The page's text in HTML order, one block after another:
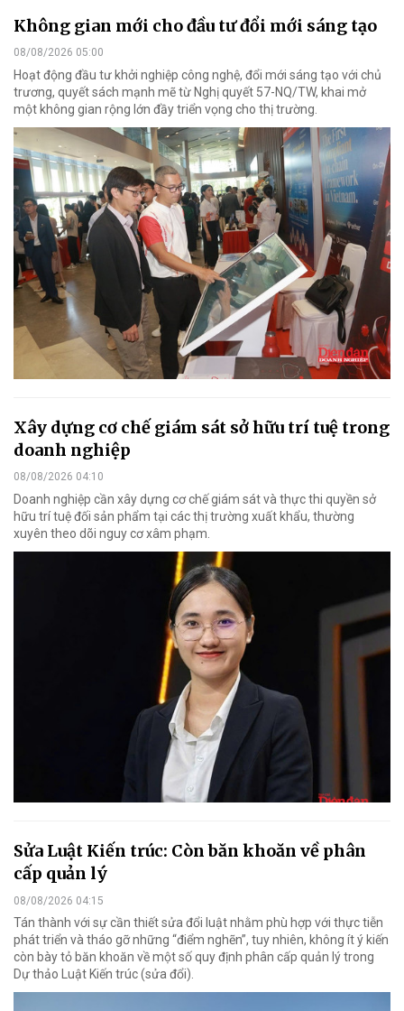
Không gian mới cho đầu tư đổi mới sáng tạo
08/08/2026 05:00
Hoạt động đầu tư khởi nghiệp công nghệ, đổi mới sáng tạo với chủ
trương, quyết sách mạnh mẽ từ Nghị quyết 57-NQ/TW, khai mở
một không gian rộng lớn đầy triển vọng cho thị trường.
Xây dựng cơ chế giám sát sở hữu trí tuệ trong
doanh nghiệp
08/08/2026 04:10
Doanh nghiệp cần xây dựng cơ chế giám sát và thực thi quyền sở
hữu trí tuệ đối sản phẩm tại các thị trường xuất khẩu, thường
xuyên theo dõi nguy cơ xâm phạm.
Sửa Luật Kiến trúc: Còn băn khoăn về phân
cấp quản lý
08/08/2026 04:15
Tán thành với sự cần thiết sửa đổi luật nhằm phù hợp với thực tiễn
phát triển và tháo gỡ những “điểm nghẽn”, tuy nhiên, không ít ý kiến
còn bày tỏ băn khoăn về một số quy định phân cấp quản lý trong
Dự thảo Luật Kiến trúc (sửa đổi).